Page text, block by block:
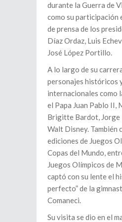
durante la Guerra de
como su participación
de prensa de los
Díaz Ordaz, Luis
José López Portillo.
A lo largo de su
personajes históricos
internacionales como
el Papa Juan Pablo II,
Brigitte Bardot, Jorge
Walt Disney. También
ediciones de Juegos
Copas del Mundo,
Juegos Olímpicos de
captó con su lente el
perfecto” de la
Comaneci.
Su visita se dio en el